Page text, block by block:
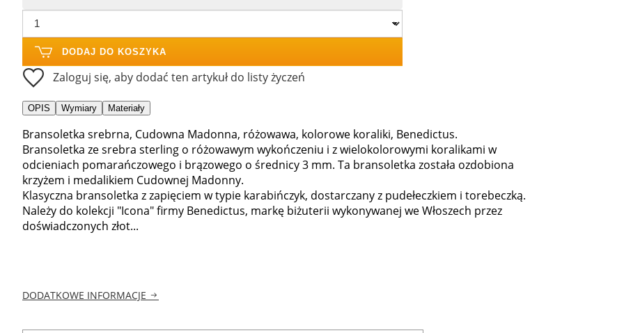
DODAJ DO KOSZYKA
Zaloguj się, aby dodać ten artykuł do listy życzeń
OPIS Wymiary Materiały
Bransoletka srebrna, Cudowna Madonna, różowawa, kolorowe koraliki, Benedictus.
Bransoletka ze srebra sterling o różowawym wykończeniu i z wielokolorowymi koralikami w
odcieniach pomarańczowego i brązowego o średnicy 3 mm. Ta bransoletka została ozdobiona
krzyżem i medalikiem Cudownej Madonny.
Klasyczna bransoletka z zapięciem w typie karabińczyk, dostarczany z pudełeczkiem i torebeczką.
Należy do kolekcji "Icona" firmy Benedictus, markę biżuterii wykonywanej we Włoszech przez
doświadczonych złot...
DODATKOWE INFORMACJE